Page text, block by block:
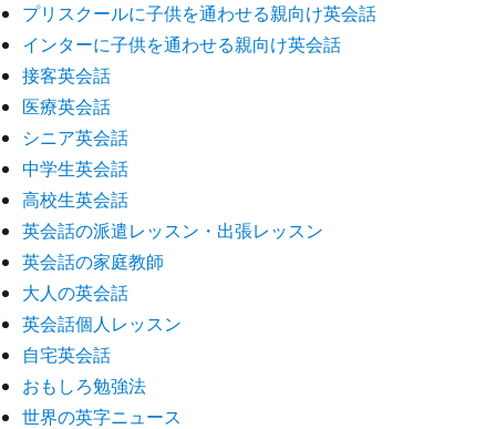
プリスクールに子供を通わせる親向け英会話
インターに子供を通わせる親向け英会話
接客英会話
医療英会話
シニア英会話
中学生英会話
高校生英会話
英会話の派遣レッスン・出張レッスン
英会話の家庭教師
大人の英会話
英会話個人レッスン
自宅英会話
おもしろ勉強法
世界の英字ニュース